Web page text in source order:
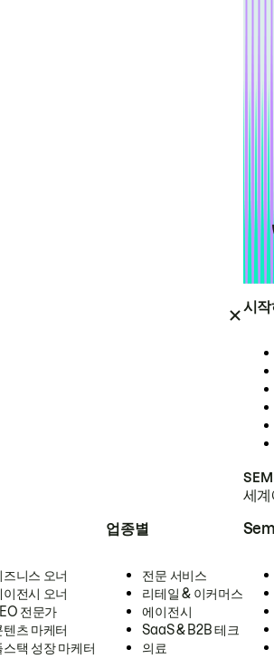
시작
세
즈니스 오너
이전시 오너
전문가
텐츠 마케터
스택 성장 마케터
업종별
전문 서비스
리테일 & 이커머스
에이전시
SaaS & B2B 테크
의료